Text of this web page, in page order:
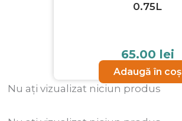
0.75L
65.00 lei
Adaugă în coș
Nu ați vizualizat niciun produs